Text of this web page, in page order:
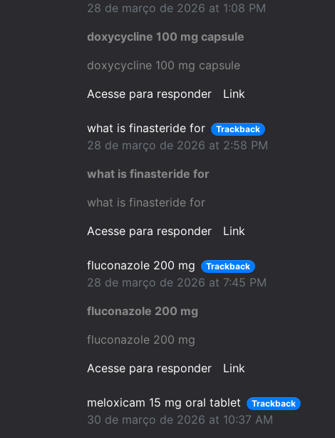
28 de março de 2026 at 1:08 PM
doxycycline 100 mg capsule
doxycycline 100 mg capsule
Acesse para responder
Link
what is finasteride for Trackback
28 de março de 2026 at 2:58 PM
what is finasteride for
what is finasteride for
Acesse para responder
Link
fluconazole 200 mg Trackback
28 de março de 2026 at 7:45 PM
fluconazole 200 mg
fluconazole 200 mg
Acesse para responder
Link
meloxicam 15 mg oral tablet Trackback
30 de março de 2026 at 10:37 AM